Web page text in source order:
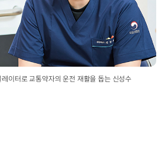
이터로 교통약자의 운전 재활을 돕는 신성수